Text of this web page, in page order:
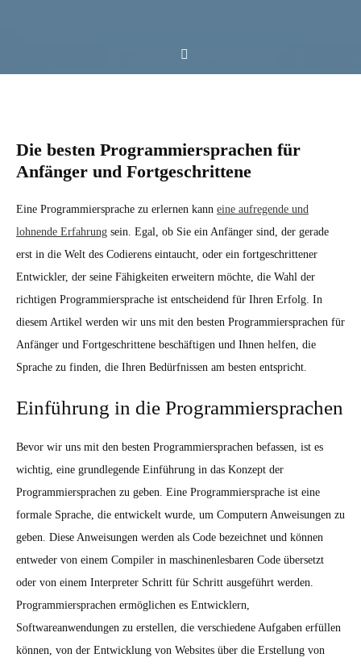
Die besten Programmiersprachen für
Anfänger und Fortgeschrittene
Eine Programmiersprache zu erlernen kann eine aufregende und
lohnende Erfahrung sein. Egal, ob Sie ein Anfänger sind, der gerade
erst in die Welt des Codierens eintaucht, oder ein fortgeschrittener
Entwickler, der seine Fähigkeiten erweitern möchte, die Wahl der
richtigen Programmiersprache ist entscheidend für Ihren Erfolg. In
diesem Artikel werden wir uns mit den besten Programmiersprachen für
Anfänger und Fortgeschrittene beschäftigen und Ihnen helfen, die
Sprache zu finden, die Ihren Bedürfnissen am besten entspricht.
Einführung in die Programmiersprachen
Bevor wir uns mit den besten Programmiersprachen befassen, ist es
wichtig, eine grundlegende Einführung in das Konzept der
Programmiersprachen zu geben. Eine Programmiersprache ist eine
formale Sprache, die entwickelt wurde, um Computern Anweisungen zu
geben. Diese Anweisungen werden als Code bezeichnet und können
entweder von einem Compiler in maschinenlesbaren Code übersetzt
oder von einem Interpreter Schritt für Schritt ausgeführt werden.
Programmiersprachen ermöglichen es Entwicklern,
Softwareanwendungen zu erstellen, die verschiedene Aufgaben erfüllen
können, von der Entwicklung von Websites über die Erstellung von